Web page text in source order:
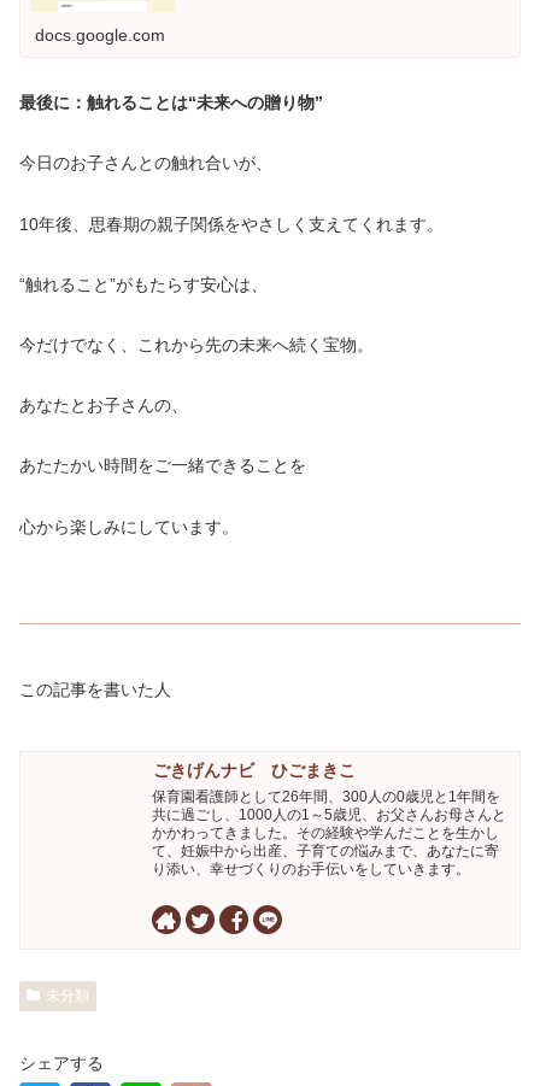
docs.google.com
最後に：触れることは“未来への贈り物”
今日のお子さんとの触れ合いが、
10年後、思春期の親子関係をやさしく支えてくれます。
“触れること”がもたらす安心は、
今だけでなく、これから先の未来へ続く宝物。
あなたとお子さんの、
あたたかい時間をご一緒できることを
心から楽しみにしています。
この記事を書いた人
ごきげんナビ ひごまきこ
保育園看護師として26年間、300人の0歳児と1年間を
共に過ごし、1000人の1～5歳児、お父さんお母さんと
かかわってきました。その経験や学んだことを生かし
て、妊娠中から出産、子育ての悩みまで、あなたに寄
り添い、幸せづくりのお手伝いをしていきます。
未分類
シェアする